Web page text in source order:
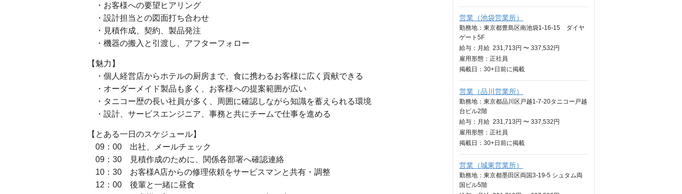
・お客様への要望ヒアリング
・設計担当との図面打ち合わせ
・見積作成、契約、製品発注
・機器の搬入と引渡し、アフターフォロー
【魅力】
・個人経営店からホテルの厨房まで、食に携わるお客様に広く貢献できる
・オーダーメイド製品も多く、お客様への提案範囲が広い
・タニコー歴の長い社員が多く、周囲に確認しながら知識を蓄えられる環境
・設計、サービスエンジニア、事務と共にチームで仕事を進める
【とある一日のスケジュール】
09：00 出社、メールチェック
09：30 見積作成のために、関係各部署へ確認連絡
10：30 お客様A店からの修理依頼をサービスマンと共有・調整
12：00 後輩と一緒に昼食
営業（池袋営業所）
勤務地：東京都豊島区南池袋1-16-15 ダイヤ
ゲート5F
給与： 月給 231,713円 〜 337,532円
雇用形態：正社員
掲載日： 30+日 前に掲載
営業（品川営業所）
勤務地：東京都品川区戸越1-7-20タニコー戸越
台ビル2階
給与： 月給 231,713円 〜 337,532円
雇用形態：正社員
掲載日： 30+日 前に掲載
営業（城東営業所）
勤務地：東京都墨田区両国3-19-5 シュタム両
国ビル5階